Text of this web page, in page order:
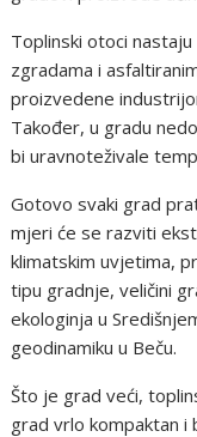
Toplinski otoci
zgradama i
proizvedene
Također, u gradu
bi uravnoteživale
Gotovo svaki grad
mjeri će se razviti
klimatskim uvjetima,
tipu gradnje, veličini
ekologinja u
geodinamiku u Beču.
Što je grad veći,
grad vrlo kompaktan